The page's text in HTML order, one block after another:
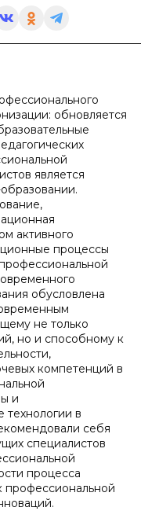
обновляется
является
активного
процессы
обусловлена
не только
но и способному к
компетенций в
и
в
себя
специалистов
процесса
профессиональной